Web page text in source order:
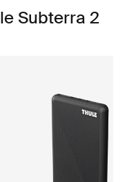
Subterra 2